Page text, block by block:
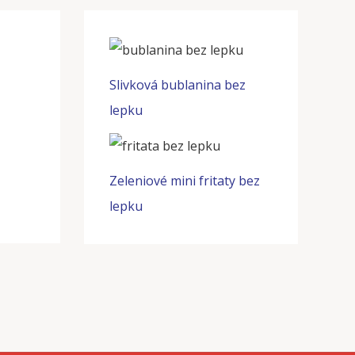
Slivková bublanina bez
lepku
Zeleniové mini fritaty bez
lepku